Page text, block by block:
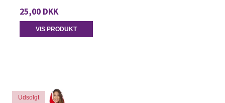
25,00 DKK
VIS PRODUKT
Udsolgt